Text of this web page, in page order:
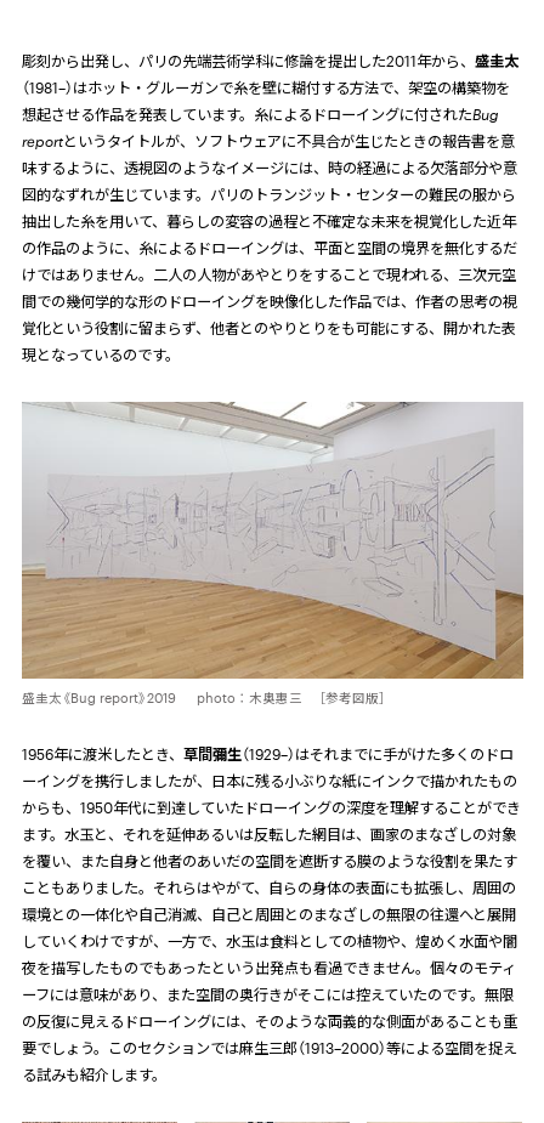
彫刻から出発し、パリの先端芸術学科に修論を提出した2011年から、 盛圭太
（1981–）はホット・グルーガンで糸を壁に糊付する方法で、架空の構築物を
想起させる作品を発表しています。糸によるドローイングに付されたBug
reportというタイトルが、ソフトウェアに不具合が生じたときの報告書を意
味するように、透視図のようなイメージには、時の経過による欠落部分や意
図的なずれが生じています。パリのトランジット・センターの難民の服から
抽出した糸を用いて、暮らしの変容の過程と不確定な未来を視覚化した近年
の作品のように、糸によるドローイングは、平面と空間の境界を無化するだ
けではありません。二人の人物があやとりをすることで現われる、三次元空
間での幾何学的な形のドローイングを映像化した作品では、作者の思考の視
覚化という役割に留まらず、他者とのやりとりをも可能にする、開かれた表
現となっているのです。
盛圭太《Bug report》2019 photo：木奥惠三 ［参考図版］
1956年に渡米したとき、 草間彌生（1929–）はそれまでに手がけた多くのドロ
ーイングを携行しましたが、日本に残る小ぶりな紙にインクで描かれたもの
からも、 1950年代に到達していたドローイングの深度を理解することができ
ます。水玉と、それを延伸あるいは反転した網目は、画家のまなざしの対象
を覆い、また自身と他者のあいだの空間を遮断する膜のような役割を果たす
こともありました。それらはやがて、自らの身体の表面にも拡張し、周囲の
環境との一体化や自己消滅、自己と周囲とのまなざしの無限の往還へと展開
していくわけですが、一方で、水玉は食料としての植物や、煌めく水面や闇
夜を描写したものでもあったという出発点も看過できません。個々のモティ
ーフには意味があり、また空間の奥行きがそこには控えていたのです。無限
の反復に見えるドローイングには、そのような両義的な側面があることも重
要でしょう。このセクションでは麻生三郎（1913–2000）等による空間を捉え
る試みも紹介します。